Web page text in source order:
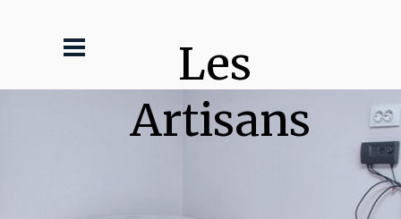
Les
Artisans